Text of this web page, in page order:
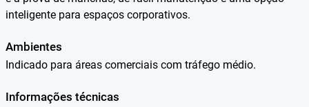
inteligente para espaços corporativos.
Ambientes
Indicado para áreas comerciais com tráfego médio.
Informações técnicas